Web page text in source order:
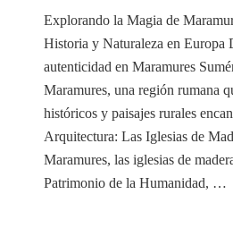
Explorando la Magia de
Historia y Naturaleza en Europa
autenticidad en Maramures
Maramures, una región rumana
históricos y paisajes rurales
Arquitectura: Las Iglesias de
Maramures, las iglesias de
Patrimonio de la Humanidad, …